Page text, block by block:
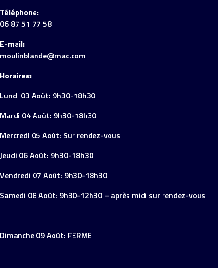
Téléphone:
06 87 51 77 58
E-mail:
moulinblande@mac.com
Horaires:
Lundi 03 Août: 9h30-18h30
Mardi 04 Août: 9h30-18h30
Mercredi 05 Août: Sur rendez-vous
Jeudi 06 Août: 9h30-18h30
Vendredi 07 Août: 9h30-18h30
Samedi 08 Août: 9h30-12h30 – après midi sur rendez-vous
Dimanche 09 Août: FERME